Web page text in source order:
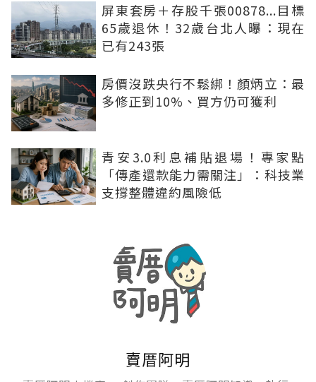
屏東套房＋存股千張00878...目標
65歲退休！32歲台北人曝：現在
已有243張
房價沒跌央行不鬆綁！顏炳立：最
多修正到10%、買方仍可獲利
青安3.0利息補貼退場！專家點
「傳產還款能力需關注」：科技業
支撐整體違約風險低
賣厝阿明